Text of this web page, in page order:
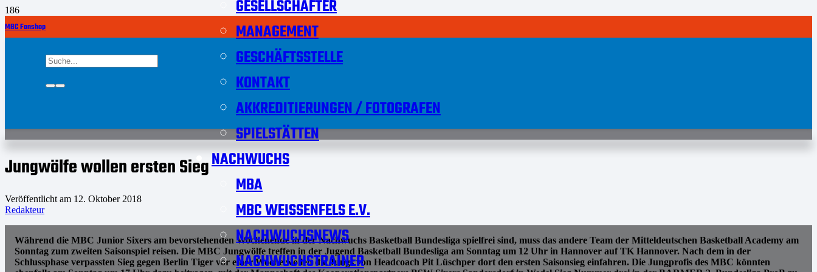
MBC Fanshop
GESELLSCHAFTER
MANAGEMENT
GESCHÄFTSSTELLE
KONTAKT
AKKREDITIERUNGEN / FOTOGRAFEN
SPIELSTÄTTEN
NACHWUCHS
MBA
MBC WEISSENFELS E.V.
NACHWUCHSNEWS
NACHWUCHSTRAINER
Jungwölfe wollen ersten Sieg
Veröffentlicht am 12. Oktober 2018
Redakteur
Während die MBC Junior Sixers am bevorstehenden Wochenende in der Nachwuchs Basketball Bundesliga spielfrei sind, muss das andere Team der Mitteldeutschen Basketball Academy am
Sonntag zum zweiten Saisonspiel reisen. Die MBC Jungwölfe treffen in der Jugend Basketball Bundesliga am Sonntag um 12 Uhr in Hannover auf TK Hannover. Nach dem in der
Schlussphase verpassten Sieg gegen Berlin Tiger vor einer Woche wollen die Jungs von Headcoach Pit Lüschper dort den ersten Saisonsieg einfahren. Die Jungprofis des MBC könnten